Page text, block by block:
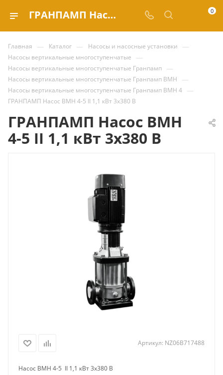
ГРАНПАМП Насос ВМН 4-5 II 1,1 кВт 3х380 В купить за | Valve.ru 0
Главная — Каталог — Насосы и насосные установки —
Насосы вертикальные многоступенчатые —
Насосы вертикальные многоступенчатые Гранпамп —
Насосы вертикальные многоступенчатые Гранпамп ВМН —
Насосы вертикальные многоступенчатые Гранпамп ВМН 4 —
ГРАНПАМП Насос ВМН 4-5 II 1,1 кВт 3х380 В
ГРАНПАМП Насос ВМН
4-5 II 1,1 кВт 3х380 В
Артикул: NZ06B717488
Насос ВМН 4-5 II 1,1 кВт 3х380 В